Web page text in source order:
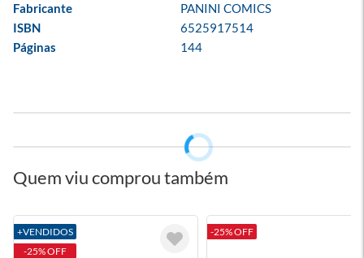
Fabricante
PANINI COMICS
ISBN
6525917514
Páginas
144
Quem viu comprou também
+VENDIDOS
-25% OFF
-25% OFF